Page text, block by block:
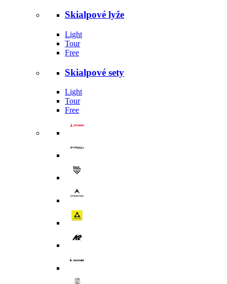
Skialpové lyže
Light
Tour
Free
Skialpové sety
Light
Tour
Free